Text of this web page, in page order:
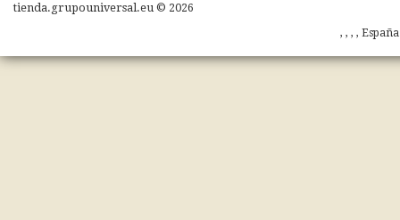
tienda.grupouniversal.eu © 2026
, , , ,